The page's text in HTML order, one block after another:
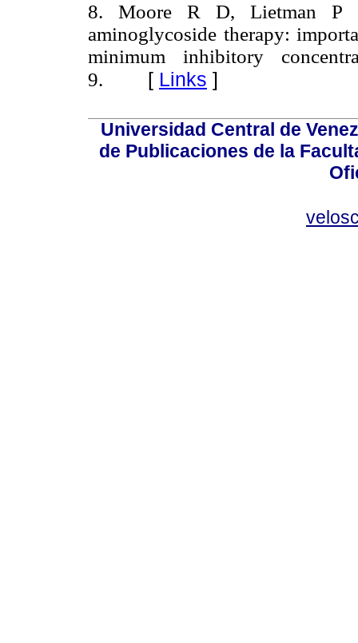
8. Moore R D, Lietman P
aminoglycoside therapy:
minimum inhibitory
9. [ Links ]
Universidad Central de
de Publicaciones de la